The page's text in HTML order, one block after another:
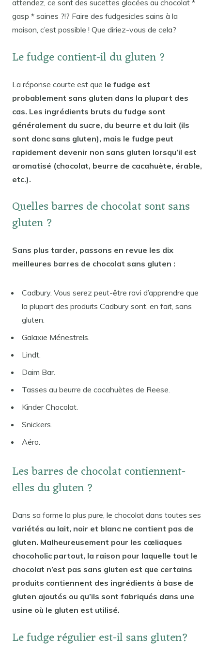
attendez, ce sont des sucettes glacées au chocolat *
gasp * saines ?!? Faire des fudgesicles sains à la
maison, c’est possible ! Que diriez-vous de cela?
Le fudge contient-il du gluten ?
La réponse courte est que le fudge est
probablement sans gluten dans la plupart des
cas. Les ingrédients bruts du fudge sont
généralement du sucre, du beurre et du lait (ils
sont donc sans gluten), mais le fudge peut
rapidement devenir non sans gluten lorsqu’il est
aromatisé (chocolat, beurre de cacahuète, érable,
etc.).
Quelles barres de chocolat sont sans
gluten ?
Sans plus tarder, passons en revue les dix
meilleures barres de chocolat sans gluten :
Cadbury. Vous serez peut-être ravi d’apprendre que
la plupart des produits Cadbury sont, en fait, sans
gluten.
Galaxie Ménestrels.
Lindt.
Daim Bar.
Tasses au beurre de cacahuètes de Reese.
Kinder Chocolat.
Snickers.
Aéro.
Les barres de chocolat contiennent-
elles du gluten ?
Dans sa forme la plus pure, le chocolat dans toutes ses
variétés au lait, noir et blanc ne contient pas de
gluten. Malheureusement pour les cœliaques
chocoholic partout, la raison pour laquelle tout le
chocolat n’est pas sans gluten est que certains
produits contiennent des ingrédients à base de
gluten ajoutés ou qu’ils sont fabriqués dans une
usine où le gluten est utilisé.
Le fudge régulier est-il sans gluten?